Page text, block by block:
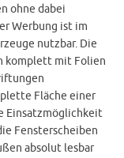
ohne dabei
Werbung ist im
nutzbar. Die
komplett mit Folien
Fläche einer
Einsatzmöglichkeit
Fensterscheiben
absolut lesbar